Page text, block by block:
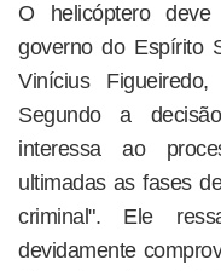
O helicóptero
governo do Espírito
Vinícius
Segundo a
interessa ao
ultimadas as fases
criminal". Ele
devidamente